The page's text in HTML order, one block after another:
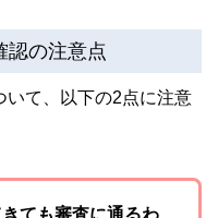
認の注意点
いて、以下の2点に注意
ても審査に通るわ